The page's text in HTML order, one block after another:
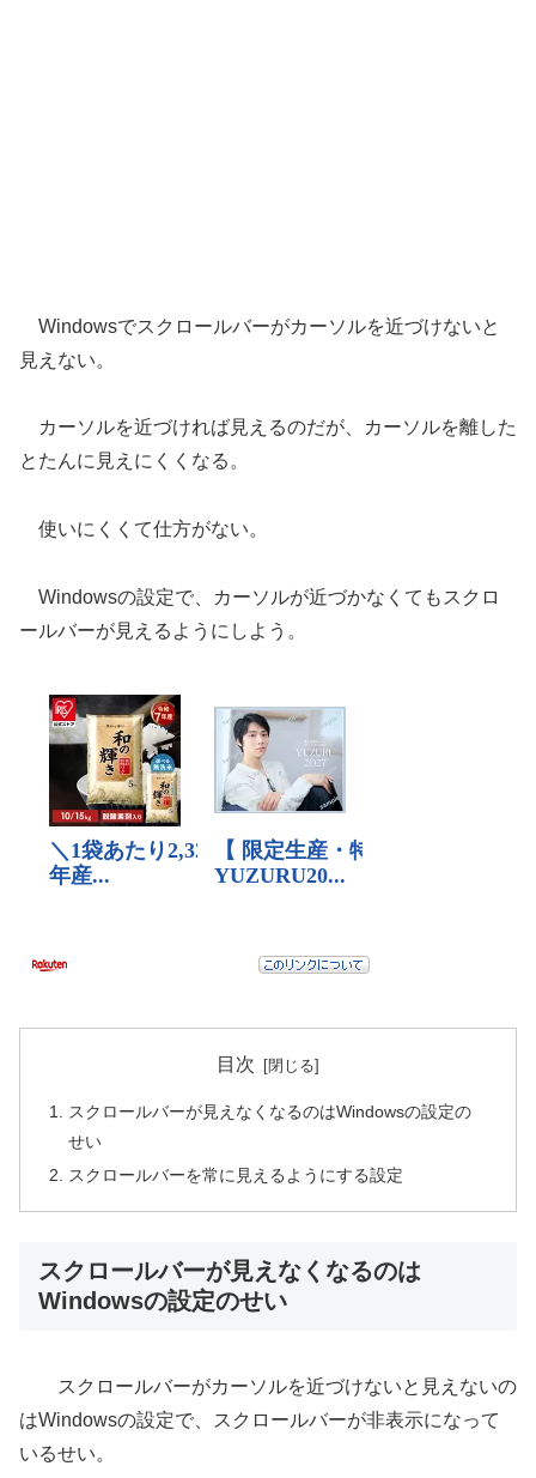
Windowsでスクロールバーがカーソルを近づけないと
見えない。
カーソルを近づければ見えるのだが、カーソルを離した
とたんに見えにくくなる。
使いにくくて仕方がない。
Windowsの設定で、カーソルが近づかなくてもスクロ
ールバーが見えるようにしよう。
目次
スクロールバーが見えなくなるのはWindowsの設定の
せい
スクロールバーを常に見えるようにする設定
スクロールバーが見えなくなるのは
Windowsの設定のせい
スクロールバーがカーソルを近づけないと見えないの
はWindowsの設定で、スクロールバーが非表示になって
いるせい。